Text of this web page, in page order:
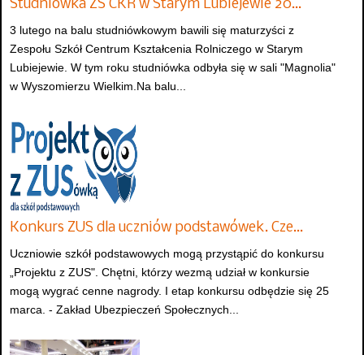
Studniówka ZS CKR w Starym Lubiejewie 20…
3 lutego na balu studniówkowym bawili się maturzyści z
Zespołu Szkół Centrum Kształcenia Rolniczego w Starym
Lubiejewie. W tym roku studniówka odbyła się w sali "Magnolia"
w Wyszomierzu Wielkim.Na balu...
Konkurs ZUS dla uczniów podstawówek. Cze…
Uczniowie szkół podstawowych mogą przystąpić do konkursu
„Projektu z ZUS". Chętni, którzy wezmą udział w konkursie
mogą wygrać cenne nagrody. I etap konkursu odbędzie się 25
marca. - Zakład Ubezpieczeń Społecznych...